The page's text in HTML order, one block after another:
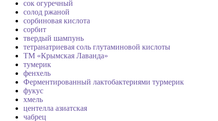
сок огуречный
солод ржаной
сорбиновая кислота
сорбит
твердый шампунь
тетранатриевая соль глутаминовой кислоты
ТМ «Крымская Лаванда»
тумерик
фенхель
Ферментированный лактобактериями турмерик
фукус
хмель
центелла азиатская
чабрец